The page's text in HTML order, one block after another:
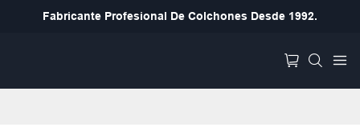
Fabricante Profesional De Colchones Desde 1992.